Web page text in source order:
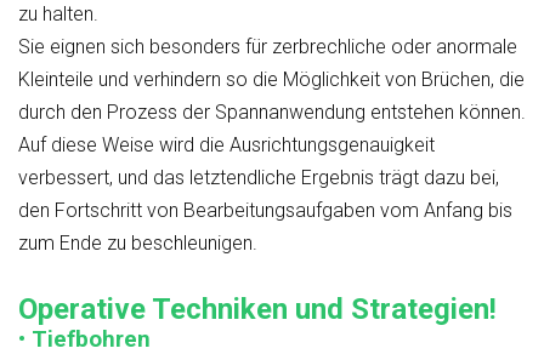
zu halten.
Sie eignen sich besonders für zerbrechliche oder anormale
Kleinteile und verhindern so die Möglichkeit von Brüchen, die
durch den Prozess der Spannanwendung entstehen können.
Auf diese Weise wird die Ausrichtungsgenauigkeit
verbessert, und das letztendliche Ergebnis trägt dazu bei,
den Fortschritt von Bearbeitungsaufgaben vom Anfang bis
zum Ende zu beschleunigen.
Operative Techniken und Strategien!
• Tiefbohren